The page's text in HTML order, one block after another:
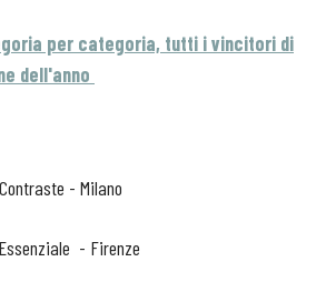
per categoria, tutti i vincitori di
dell'anno
- Milano
- Firenze